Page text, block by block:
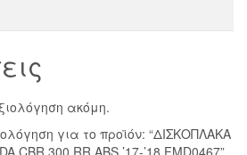
ακόμη.
για το προϊόν: “ΔΙΣΚΟΠΛΑΚΑ